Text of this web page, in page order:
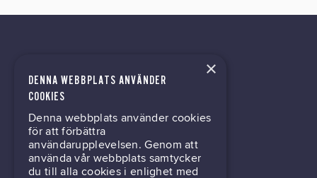
kontor@gil.se
031-63 64 80
Mölndalsvägen 30B
×
DENNA WEBBPLATS ANVÄNDER
COOKIES
Denna webbplats använder cookies
för att förbättra
användarupplevelsen. Genom att
använda vår webbplats samtycker
du till alla cookies i enlighet med